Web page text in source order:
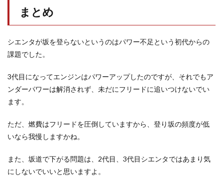
まとめ
シエンタが坂を登らないというのはパワー不足という初代からの
課題でした。
3代目になってエンジンはパワーアップしたのですが、それでもア
ンダーパワーは解消されず、未だにフリードに追いつけないでい
ます。
ただ、燃費はフリードを圧倒していますから、登り坂の頻度が低
いなら我慢しますかね。
また、坂道で下がる問題は、2代目、3代目シエンタではあまり気
にしないでいいと思いますよ。